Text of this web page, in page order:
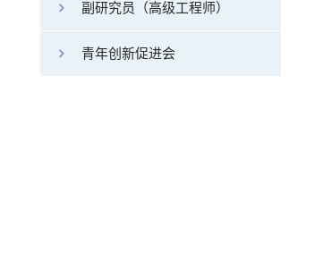
副研究员（高级工程师）
青年创新促进会